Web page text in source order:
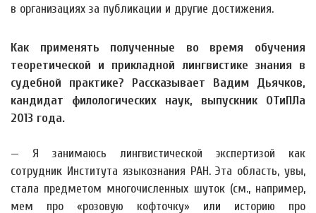
в организациях за публикации и другие достижения.
Как применять полученные во время обучения
теоретической и прикладной лингвистике знания в
судебной практике? Рассказывает Вадим Дьячков,
кандидат филологических наук, выпускник ОТиПЛа
2013 года.
— Я занимаюсь лингвистической экспертизой как
сотрудник Института языкознания РАН. Эта область, увы,
стала предметом многочисленных шуток (см., например,
мем про «розовую кофточку» или историю про